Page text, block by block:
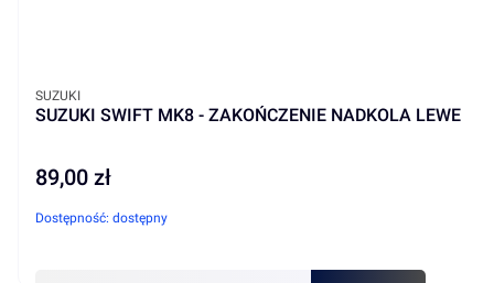
SUZUKI SWIFT MK8 - ZAKOŃCZENIE NADKOLA LEWE
PRODUCENT
SUZUKI
Cena
89,00 zł
Dostępność: dostępny